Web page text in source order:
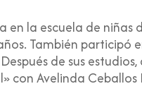
en la escuela de
También
de sus
con Avelinda Ceballos